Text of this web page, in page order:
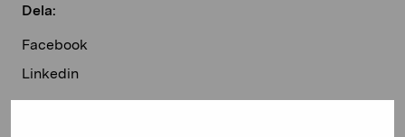
Dela:
Facebook
Linkedin